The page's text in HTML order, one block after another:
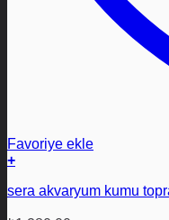
Favoriye ekle
+
sera akvaryum kumu